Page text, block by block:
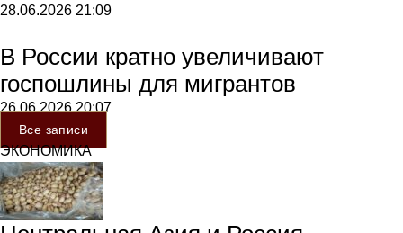
28.06.2026 21:09
В России кратно увеличивают
госпошлины для мигрантов
26.06.202620:07
Все записи
ЭКОНОМИКА